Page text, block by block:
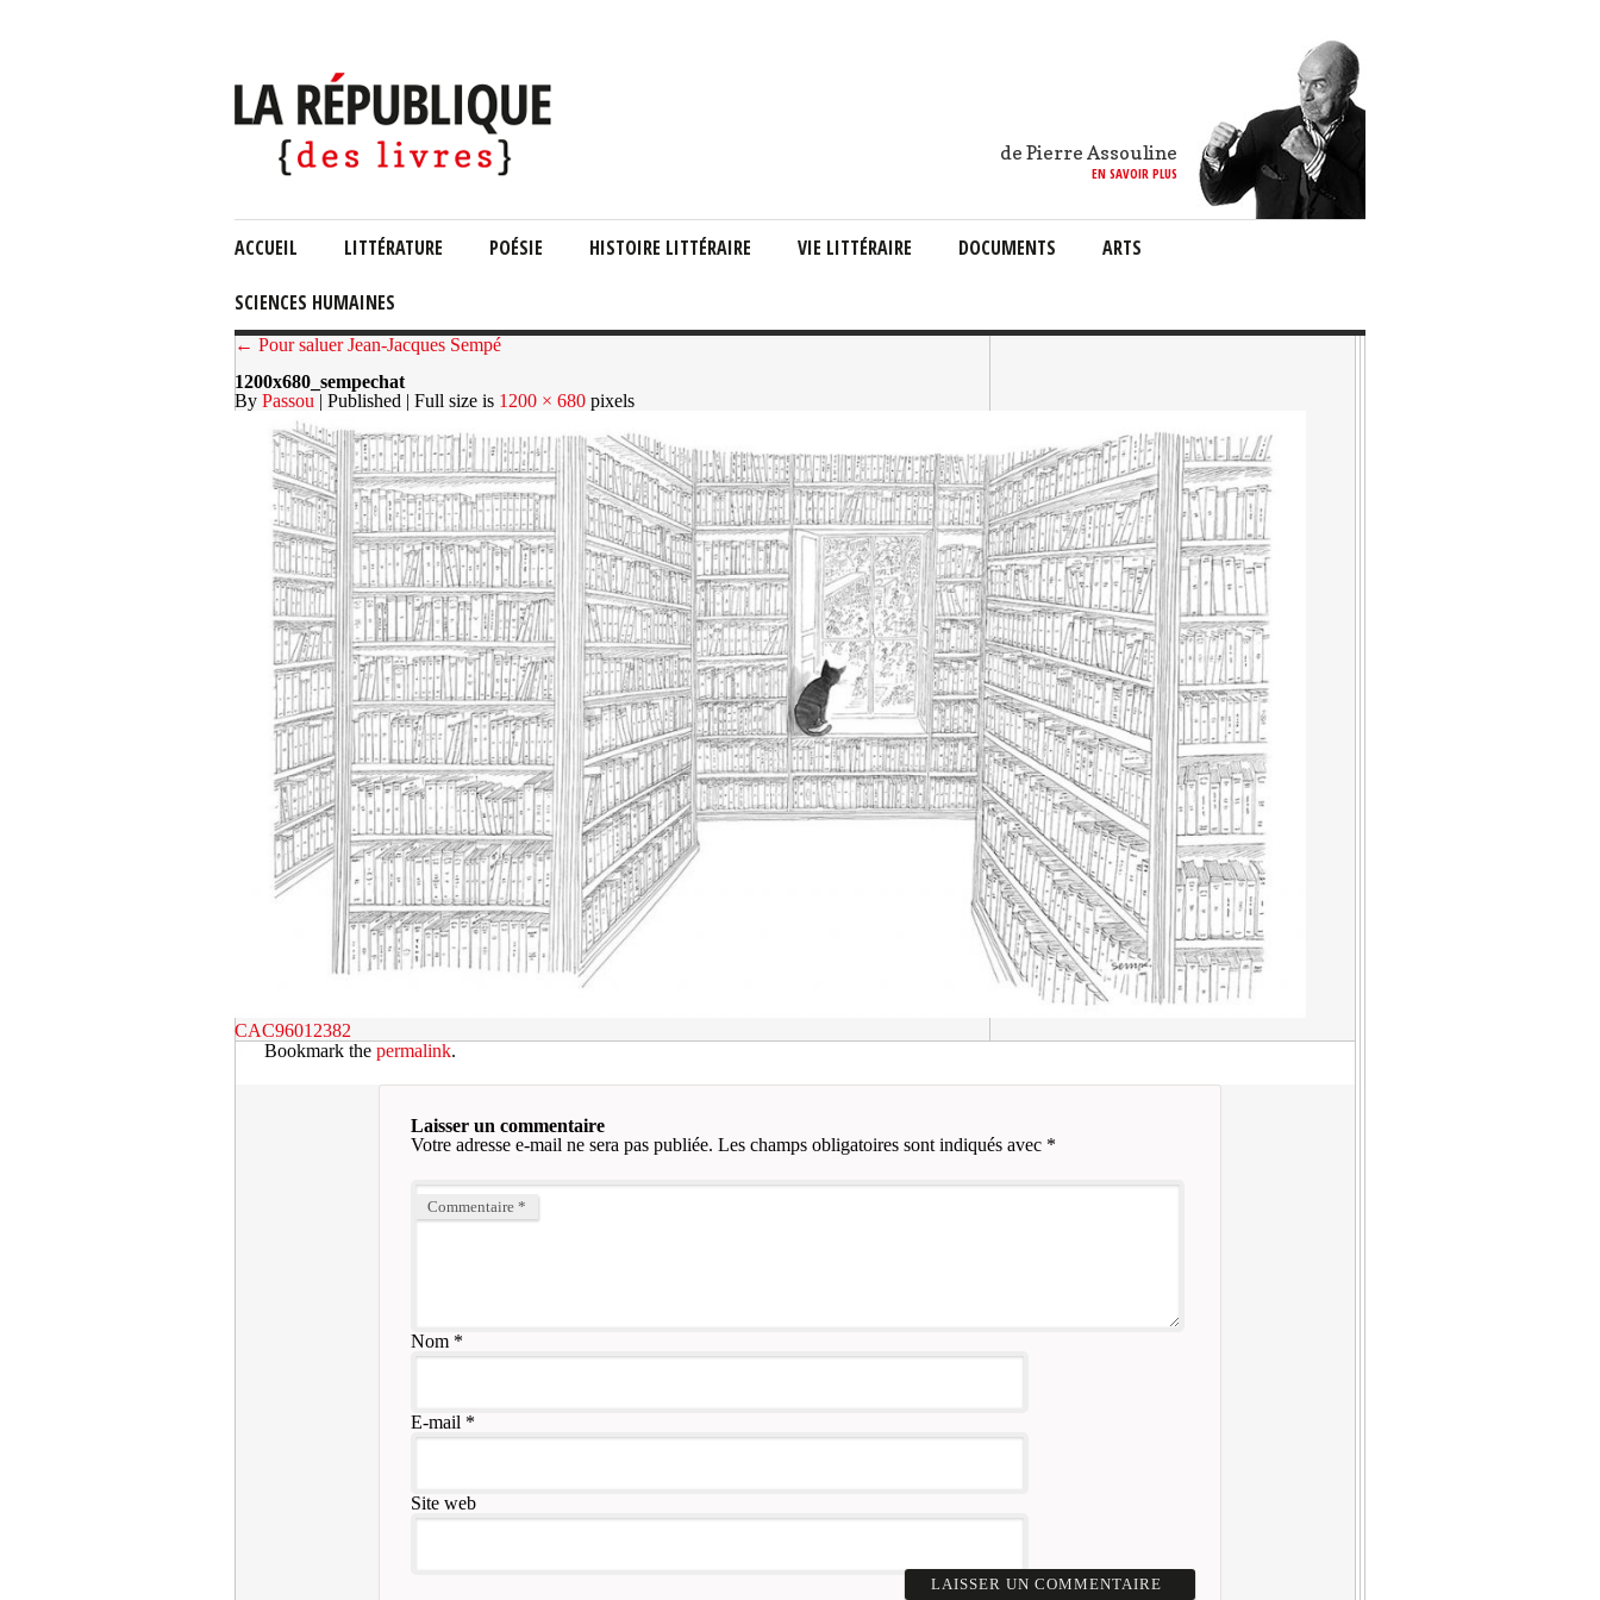
de Pierre Assouline
EN SAVOIR PLUS
ACCUEIL LITTÉRATURE POÉSIE HISTOIRE LITTÉRAIRE VIE LITTÉRAIRE DOCUMENTS ARTS
SCIENCES HUMAINES
← Pour saluer Jean-Jacques Sempé
1200x680_sempechat
By Passou | Published | Full size is 1200 × 680 pixels
CAC96012382
Bookmark the permalink.
Laisser un commentaire
Votre adresse e-mail ne sera pas publiée. Les champs obligatoires sont indiqués avec *
Commentaire *
Nom*
E-mail *
Site web